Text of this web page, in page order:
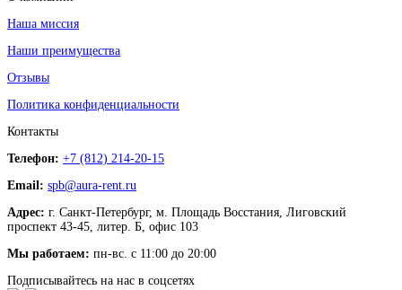
Наша миссия
Наши преимущества
Отзывы
Политика конфиденциальности
Контакты
Телефон: +7 (812) 214-20-15
Email: spb@aura-rent.ru
Адрес: г. Санкт-Петербург, м. Площадь Восстания, Лиговский
проспект 43-45, литер. Б, офис 103
Мы работаем: пн-вс. с 11:00 до 20:00
Подписывайтесь на нас в соцсетях